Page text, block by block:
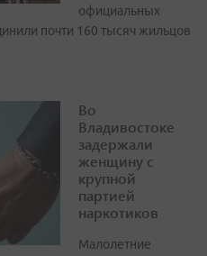
официальных
почти 160 тысяч жильцов
Во
Владивостоке
задержали
женщину с
крупной
партией
наркотиков
Малолетние